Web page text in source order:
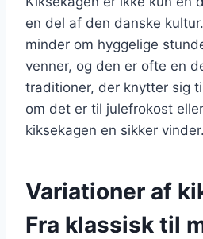
en del af den danske
minder om hyggelige
venner, og den er ofte en
traditioner, der knytter sig
om det er til julefrokost
kiksekagen en sikker vinder.
Variationer af
Fra klassisk til